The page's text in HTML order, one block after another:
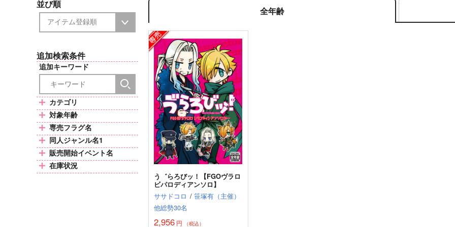
並び順
追加検索条件
追加キーワード
カテゴリ
対象年齢
専売フラグ名
同人ジャンル名1
販売開始イベント名
在庫状況
全年齢
う゛らろびッ！【FGOヴラロ
ビパロディアンソロ】
ササドコロ / 笹塚有（主催）
他総勢30名
2,956 円 （税込）